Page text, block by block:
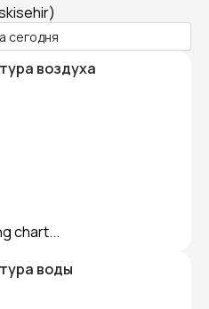
сегодня
воздуха
chart...
воды